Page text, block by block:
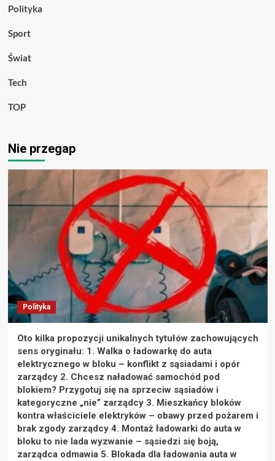
Polityka
Sport
Świat
Tech
TOP
Nie przegap
Polityka
Oto kilka propozycji unikalnych tytułów zachowujących
sens oryginału: 1. Walka o ładowarkę do auta
elektrycznego w bloku – konflikt z sąsiadami i opór
zarządcy 2. Chcesz naładować samochód pod
blokiem? Przygotuj się na sprzeciw sąsiadów i
kategoryczne „nie” zarządcy 3. Mieszkańcy bloków
kontra właściciele elektryków – obawy przed pożarem i
brak zgody zarządcy 4. Montaż ładowarki do auta w
bloku to nie lada wyzwanie – sąsiedzi się boją,
zarządca odmawia 5. Blokada dla ładowania auta w